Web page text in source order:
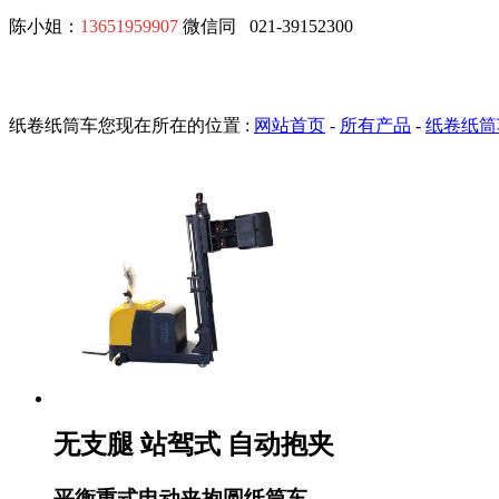
陈小姐： 13651959907 微信同 021-39152300
纸卷纸筒车您现在所在的位置 : 网站首页 - 所有产品 - 纸卷纸
无支腿 站驾式 自动抱夹